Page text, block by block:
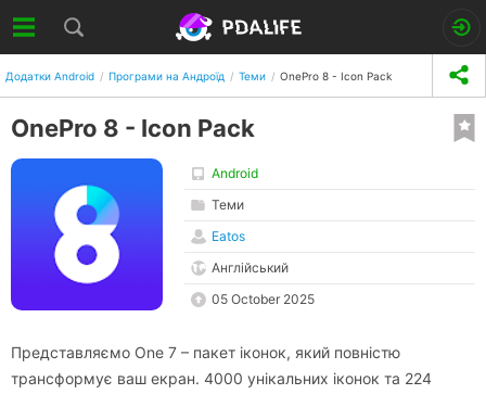
Додатки Android Програми на Андроїд Теми OnePro 8 - Icon Pack
OnePro 8 - Icon Pack
Android
Теми
Eatos
Англійський
05 October 2025
Представляємо One 7 – пакет іконок, який повністю
трансформує ваш екран. 4000 унікальних іконок та 224